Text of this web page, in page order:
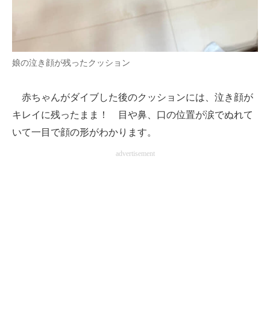
娘の泣き顔が残ったクッション
赤ちゃんがダイブした後のクッションには、泣き顔が
キレイに残ったまま！ 目や鼻、口の位置が涙でぬれて
いて一目で顔の形がわかります。
advertisement